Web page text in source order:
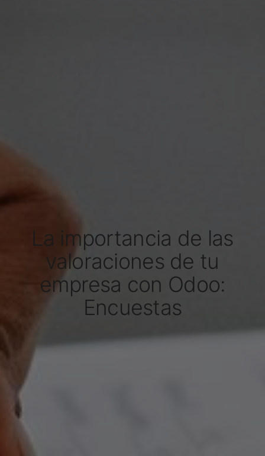
La importancia de las
valoraciones de tu
empresa con Odoo:
Encuestas